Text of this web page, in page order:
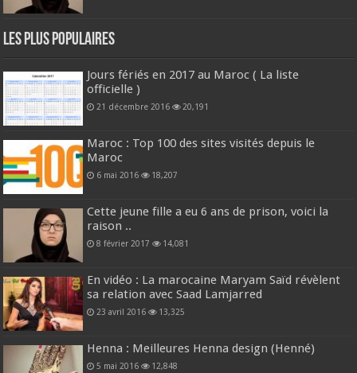
Les plus populaires
Jours fériés en 2017 au Maroc ( La liste
officielle )
21 décembre 2016 20,191
Maroc : Top 100 des sites visités depuis le
Maroc
6 mai 2016 18,207
Cette jeune fille a eu 6 ans de prison, voici la
raison ..
8 février 2017 14,081
En vidéo : La marocaine Maryam Saïd révèlent
sa relation avec Saad Lamjarred
23 avril 2016 13,325
Henna : Meilleures Henna design (Henné)
5 mai 2016 12,848